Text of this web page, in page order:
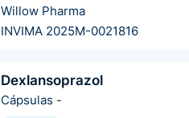
Willow Pharma
INVIMA 2025M-0021816
Dexlansoprazol
Cápsulas -